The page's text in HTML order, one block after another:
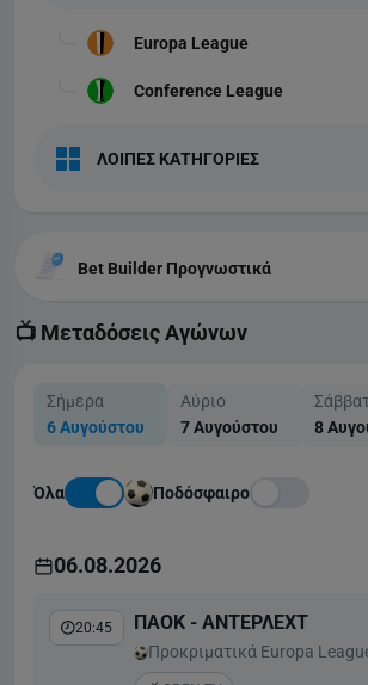
Europa League
Conference League
ΛΟΙΠΕΣ ΚΑΤΗΓΟΡΙΕΣ
Bet Builder Προγνωστικά
📺 Μεταδόσεις Αγώνων
Σήμερα
6 Αυγούστου
Αύριο
7 Αυγούστου
8
Όλα Ποδόσφαιρο
06.08.2026
20:45 ΠΑΟΚ - ΑΝΤΕΡΛΕΧΤ
Προκριματικά Europa